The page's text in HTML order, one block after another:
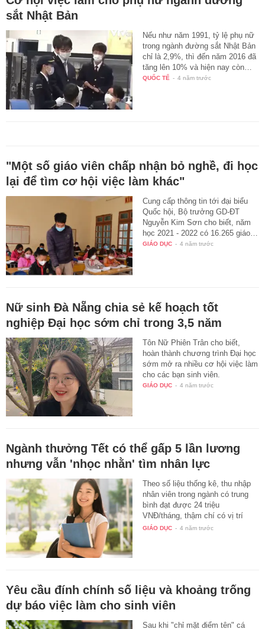
sắt Nhật Bản
Nếu như năm 1991, tỷ lệ phụ nữ
trong ngành đường sắt Nhật Bản
chỉ là 2,9%, thì đến năm 2016 đã
tăng lên 10% và hiện nay còn…
QUỐC TẾ - 4 năm trước
"Một số giáo viên chấp nhận bỏ nghề, đi học
lại để tìm cơ hội việc làm khác"
Cung cấp thông tin tới đại biểu
Quốc hội, Bộ trưởng GD-ĐT
Nguyễn Kim Sơn cho biết, năm
học 2021 - 2022 có 16.265 giáo…
GIÁO DỤC - 4 năm trước
Nữ sinh Đà Nẵng chia sẻ kế hoạch tốt
nghiệp Đại học sớm chỉ trong 3,5 năm
Tôn Nữ Phiên Trân cho biết,
hoàn thành chương trình Đại học
sớm mở ra nhiều cơ hội việc làm
cho các bạn sinh viên.
GIÁO DỤC - 4 năm trước
Ngành thưởng Tết có thể gấp 5 lần lương
nhưng vẫn 'nhọc nhằn' tìm nhân lực
Theo số liệu thống kê, thu nhập
nhân viên trong ngành có trung
bình đạt được 24 triệu
VNĐ/tháng, thậm chí có vị trí
lên…
GIÁO DỤC - 4 năm trước
Yêu cầu đính chính số liệu và khoảng trống
dự báo việc làm cho sinh viên
Sau khi "chỉ mặt điểm tên" cá